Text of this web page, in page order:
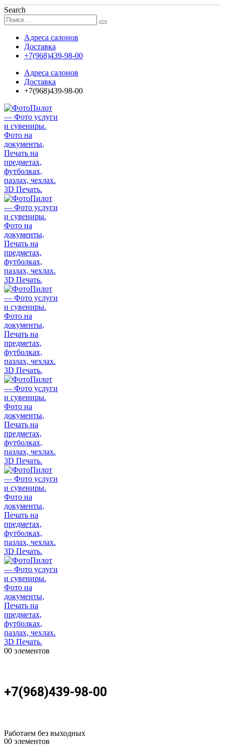
Search
Адреса салонов
Доставка
+7(968)439-98-00
Адреса салонов
Доставка
+7(968)439-98-00
00 элементов
+7(968)439-98-00
Работаем без выходных
00 элементов